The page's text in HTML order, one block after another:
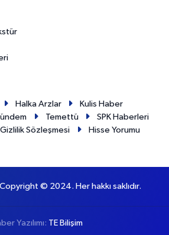
Halka Arzlar
Kulis Haber
Temettü
SPK Haberleri
Gizlilik Sözleşmesi Hisse Yorumu
Copyright © 2024. Her hakkı saklıdır.
Yazılımı: TE Bilişim